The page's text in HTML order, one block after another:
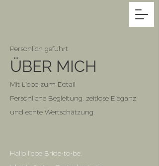
Persönlich geführt
ÜBER MICH
Mit Liebe zum Detail
Persönliche Begleitung, zeitlose Eleganz
und echte Wertschätzung.
Hallo liebe Bride-to-be,